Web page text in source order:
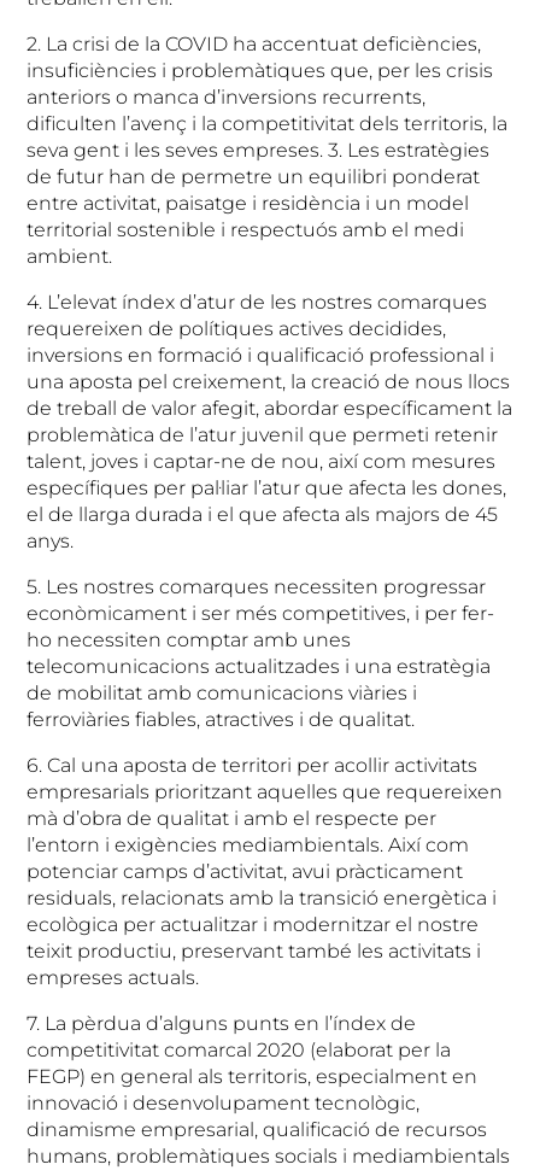
2. La crisi de la COVID ha accentuat deficiències,
insuficiències i problemàtiques que, per les crisis
anteriors o manca d’inversions recurrents,
dificulten l’avenç i la competitivitat dels territoris, la
seva gent i les seves empreses. 3. Les estratègies
de futur han de permetre un equilibri ponderat
entre activitat, paisatge i residència i un model
territorial sostenible i respectuós amb el medi
ambient.
4. L’elevat índex d’atur de les nostres comarques
requereixen de polítiques actives decidides,
inversions en formació i qualificació professional i
una aposta pel creixement, la creació de nous llocs
de treball de valor afegit, abordar específicament la
problemàtica de l’atur juvenil que permeti retenir
talent, joves i captar-ne de nou, així com mesures
específiques per pal·liar l’atur que afecta les dones,
el de llarga durada i el que afecta als majors de 45
anys.
5. Les nostres comarques necessiten progressar
econòmicament i ser més competitives, i per fer-
ho necessiten comptar amb unes
telecomunicacions actualitzades i una estratègia
de mobilitat amb comunicacions viàries i
ferroviàries fiables, atractives i de qualitat.
6. Cal una aposta de territori per acollir activitats
empresarials prioritzant aquelles que requereixen
mà d’obra de qualitat i amb el respecte per
l’entorn i exigències mediambientals. Així com
potenciar camps d’activitat, avui pràcticament
residuals, relacionats amb la transició energètica i
ecològica per actualitzar i modernitzar el nostre
teixit productiu, preservant també les activitats i
empreses actuals.
7. La pèrdua d’alguns punts en l’índex de
competitivitat comarcal 2020 (elaborat per la
FEGP) en general als territoris, especialment en
innovació i desenvolupament tecnològic,
dinamisme empresarial, qualificació de recursos
humans, problemàtiques socials i mediambientals